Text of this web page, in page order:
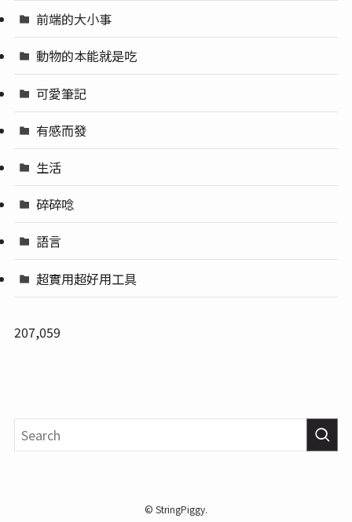
前端的大小事
動物的本能就是吃
可愛筆記
有感而發
生活
碎碎唸
語言
超實用超好用工具
207,059
© StringPiggy.